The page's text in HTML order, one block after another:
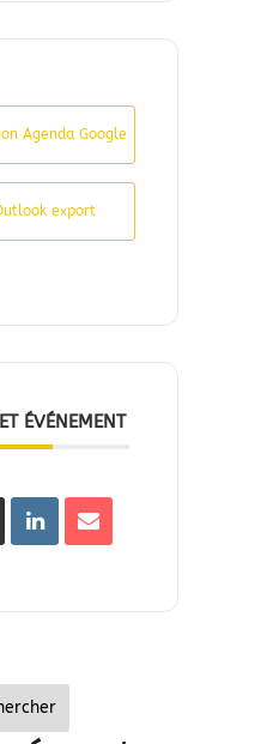
Agenda Google
export
ÉVÉNEMENT